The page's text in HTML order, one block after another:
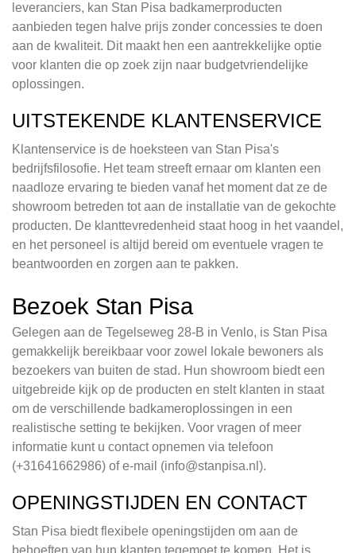
leveranciers, kan Stan Pisa badkamerproducten
aanbieden tegen halve prijs zonder concessies te doen
aan de kwaliteit. Dit maakt hen een aantrekkelijke optie
voor klanten die op zoek zijn naar budgetvriendelijke
oplossingen.
UITSTEKENDE KLANTENSERVICE
Klantenservice is de hoeksteen van Stan Pisa's
bedrijfsfilosofie. Het team streeft ernaar om klanten een
naadloze ervaring te bieden vanaf het moment dat ze de
showroom betreden tot aan de installatie van de gekochte
producten. De klanttevredenheid staat hoog in het vaandel,
en het personeel is altijd bereid om eventuele vragen te
beantwoorden en zorgen aan te pakken.
Bezoek Stan Pisa
Gelegen aan de Tegelseweg 28-B in Venlo, is Stan Pisa
gemakkelijk bereikbaar voor zowel lokale bewoners als
bezoekers van buiten de stad. Hun showroom biedt een
uitgebreide kijk op de producten en stelt klanten in staat
om de verschillende badkameroplossingen in een
realistische setting te bekijken. Voor vragen of meer
informatie kunt u contact opnemen via telefoon
(+31641662986) of e-mail (info@stanpisa.nl ).
OPENINGSTIJDEN EN CONTACT
Stan Pisa biedt flexibele openingstijden om aan de